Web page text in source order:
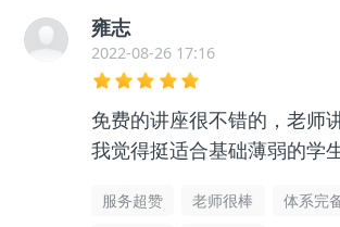
雍志
2022-08-26 17:16
免费的讲座很不错的，老师
我觉得挺适合基础薄弱的学
服务超赞 老师很棒 体系完